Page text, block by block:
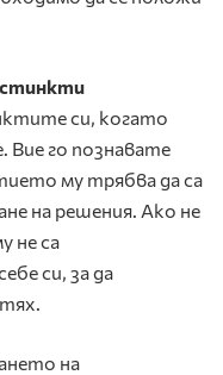
си, когато
Вие го познавате
му трябва да са
на решения. Ако не
не са
си, за да
на